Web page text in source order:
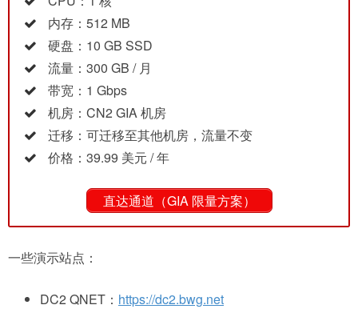
内存：512 MB
硬盘：10 GB SSD
流量：300 GB / 月
带宽：1 Gbps
机房：CN2 GIA 机房
迁移：可迁移至其他机房，流量不变
价格：39.99 美元 / 年
直达通道（GIA 限量方案）
一些演示站点：
DC2 QNET： https://dc2.bwg.net